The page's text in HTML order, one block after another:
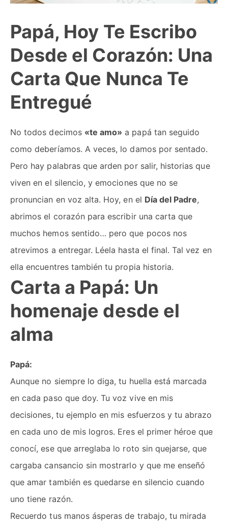
Papá, Hoy Te Escribo
Desde el Corazón: Una
Carta Que Nunca Te
Entregué
No todos decimos «te amo» a papá tan seguido
como deberíamos. A veces, lo damos por sentado.
Pero hay palabras que arden por salir, historias que
viven en el silencio, y emociones que no se
pronuncian en voz alta. Hoy, en el Día del Padre,
abrimos el corazón para escribir una carta que
muchos hemos sentido… pero que pocos nos
atrevimos a entregar. Léela hasta el final. Tal vez en
ella encuentres también tu propia historia.
Carta a Papá: Un
homenaje desde el
alma
Papá:
Aunque no siempre lo diga, tu huella está marcada
en cada paso que doy. Tu voz vive en mis
decisiones, tu ejemplo en mis esfuerzos y tu abrazo
en cada uno de mis logros. Eres el primer héroe que
conocí, ese que arreglaba lo roto sin quejarse, que
cargaba cansancio sin mostrarlo y que me enseñó
que amar también es quedarse en silencio cuando
uno tiene razón.
Recuerdo tus manos ásperas de trabajo, tu mirada